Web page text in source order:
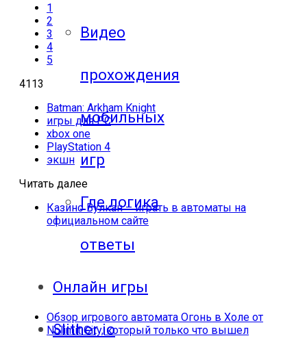
Видео
прохождения
мобильных
игр
Где логика
ответы
Онлайн игры
Slither io
1
2
3
4
5
4113
Batman: Arkham Knight
игры для PC
xbox one
PlayStation 4
экшн
Читать далее
Казино Вулкан – играть в автоматы на
официальном сайте
Обзор игрового автомата Огонь в Холе от
Nolimit City, который только что вышел